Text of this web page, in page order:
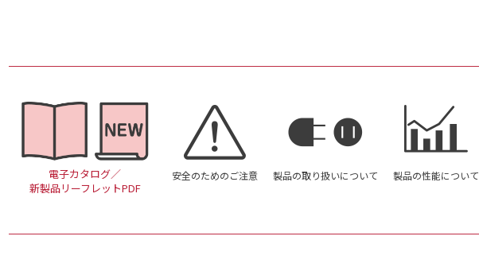
電子カタログ／
新製品リーフレットPDF
安全のためのご注意 製品の取り扱いについて 製品の性能について